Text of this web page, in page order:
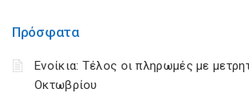
Πρόσφατα
Ενοίκια: Τέλος οι πληρωμές με
Οκτωβρίου